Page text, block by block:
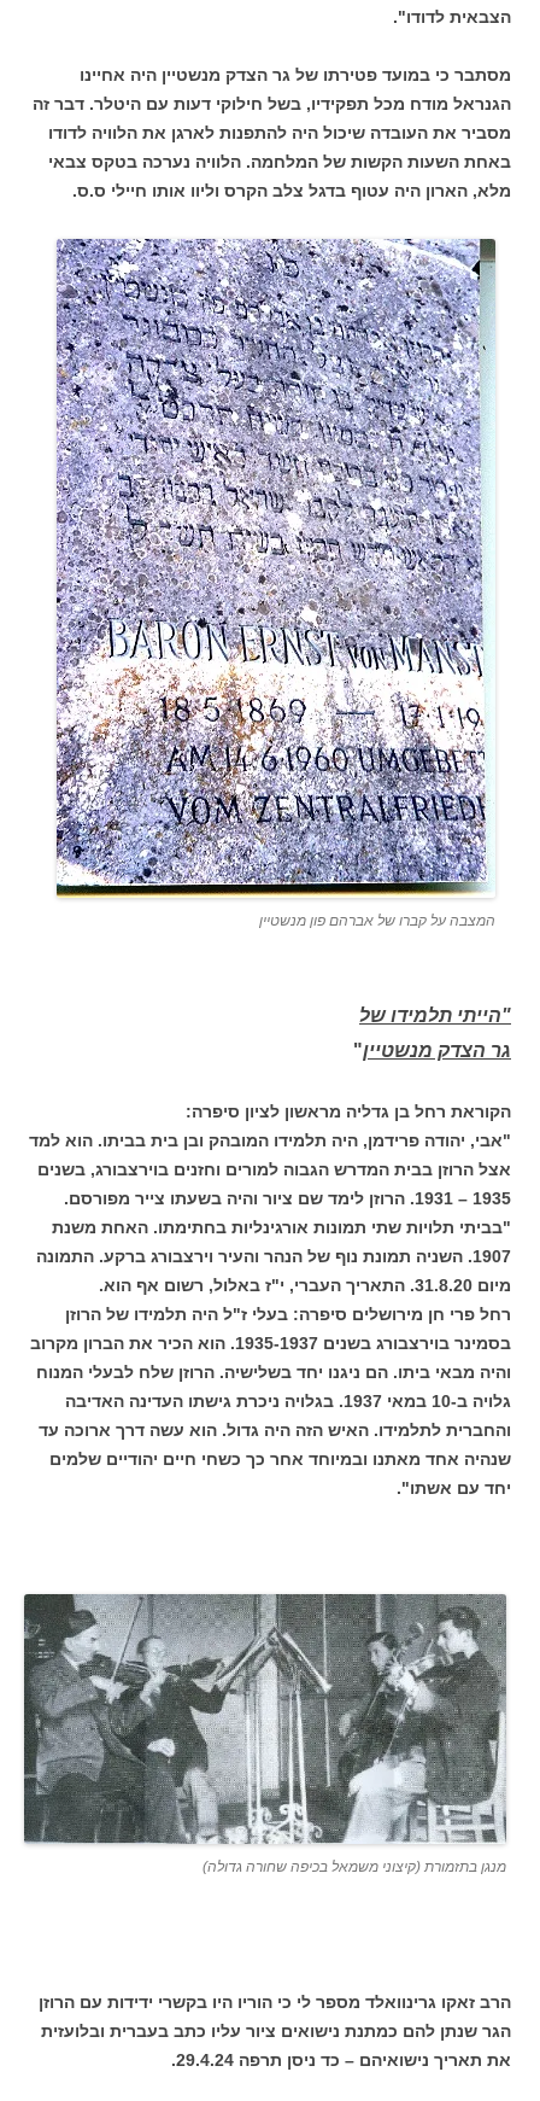
הצבאית לדודו".
מסתבר כי במועד פטירתו של גר הצדק מנשטיין היה אחיינו
הגנראל מודח מכל תפקידיו, בשל חילוקי דעות עם היטלר. דבר זה
מסביר את העובדה שיכול היה להתפנות לארגן את הלוויה לדודו
באחת השעות הקשות של המלחמה. הלוויה נערכה בטקס צבאי
מלא, הארון היה עטוף בדגל צלב הקרס וליוו אותו חיילי ס.ס.
המצבה על קברו של אברהם פון מנשטיין
"הייתי תלמידו של
גר הצדק מנשטיין"
הקוראת רחל בן גדליה מראשון לציון סיפרה:
"אבי, יהודה פרידמן, היה תלמידו המובהק ובן בית בביתו. הוא למד
אצל הרוזן בבית המדרש הגבוה למורים וחזנים בוירצבורג, בשנים
1935 – 1931. הרוזן לימד שם ציור והיה בשעתו צייר מפורסם.
"בביתי תלויות שתי תמונות אורגינליות בחתימתו. האחת משנת
1907. השניה תמונת נוף של הנהר והעיר וירצבורג ברקע. התמונה
מיום 31.8.20. התאריך העברי, י"ז באלול, רשום אף הוא.
רחל פרי חן מירושלים סיפרה: בעלי ז"ל היה תלמידו של הרוזן
בסמינר בוירצבורג בשנים 1935-1937. הוא הכיר את הברון מקרוב
והיה מבאי ביתו. הם ניגנו יחד בשלישיה. הרוזן שלח לבעלי המנוח
גלויה ב-10 במאי 1937. בגלויה ניכרת גישתו העדינה האדיבה
והחברית לתלמידו. האיש הזה היה גדול. הוא עשה דרך ארוכה עד
שנהיה אחד מאתנו ובמיוחד אחר כך כשחי חיים יהודיים שלמים
יחד עם אשתו".
מנגן בתזמורת (קיצוני משמאל בכיפה שחורה גדולה)
הרב זאקו גרינוואלד מספר לי כי הוריו היו בקשרי ידידות עם הרוזן
הגר שנתן להם כמתנת נישואים ציור עליו כתב בעברית ובלועזית
את תאריך נישואיהם – כד ניסן תרפה 29.4.24.